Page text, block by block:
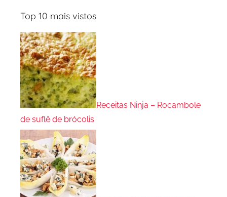
Top 10 mais vistos
Receitas Ninja – Rocambole
de suflê de brócolis